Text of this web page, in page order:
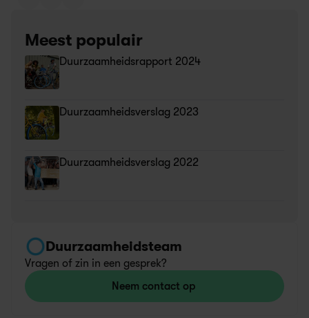
Meest populair
Duurzaamheidsrapport 2024
Duurzaamheidsverslag 2023
Duurzaamheidsverslag 2022
Duurzaamheidsteam
Vragen of zin in een gesprek?
Neem contact op